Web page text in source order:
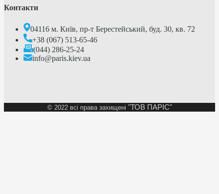
Контакти
04116 м. Київ, пр-т Берестейський, буд. 30, кв. 72
+38 (067) 513-65-46
(044) 286-25-24
info@paris.kiev.ua
© 2022 всі права захищені "ТОВ ПАРІС"